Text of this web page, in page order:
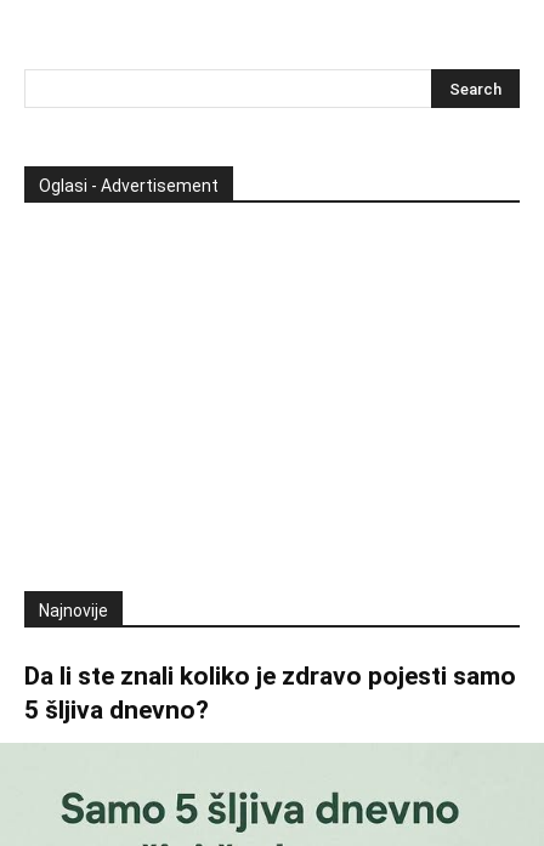
Oglasi - Advertisement
Najnovije
Da li ste znali koliko je zdravo pojesti samo
5 šljiva dnevno?